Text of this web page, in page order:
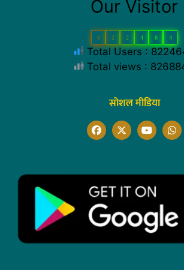
Our Visitor
8 2 2 4 6 4
Total Users :
Total views :
सोशल मीडिया